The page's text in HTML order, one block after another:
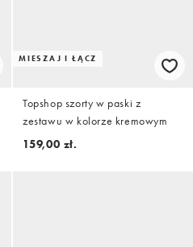
MIESZAJ I ŁĄCZ
Topshop szorty w paski z
zestawu w kolorze kremowym
159,00 zł.